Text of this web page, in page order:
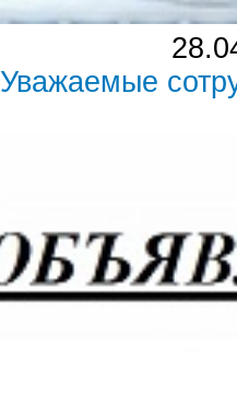
Уважаемые